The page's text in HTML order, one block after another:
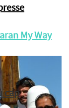
My Way
cap